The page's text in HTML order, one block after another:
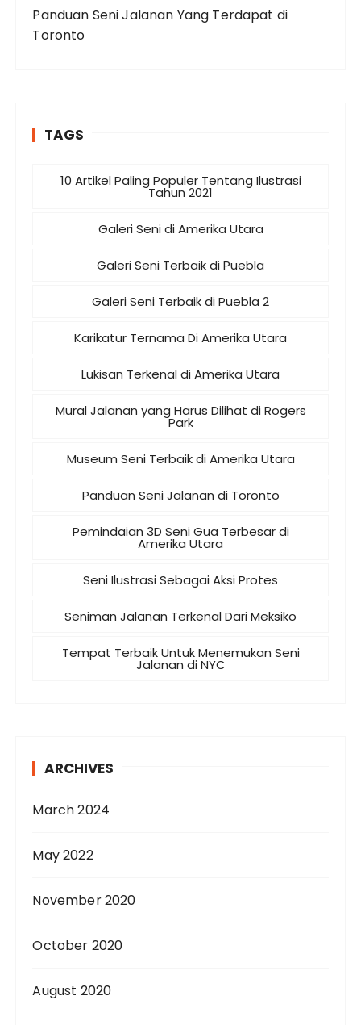
Panduan Seni Jalanan Yang Terdapat di
Toronto
TAGS
10 Artikel Paling Populer Tentang Ilustrasi
Tahun 2021
Galeri Seni di Amerika Utara
Galeri Seni Terbaik di Puebla
Galeri Seni Terbaik di Puebla 2
Karikatur Ternama Di Amerika Utara
Lukisan Terkenal di Amerika Utara
Mural Jalanan yang Harus Dilihat di Rogers
Park
Museum Seni Terbaik di Amerika Utara
Panduan Seni Jalanan di Toronto
Pemindaian 3D Seni Gua Terbesar di
Amerika Utara
Seni Ilustrasi Sebagai Aksi Protes
Seniman Jalanan Terkenal Dari Meksiko
Tempat Terbaik Untuk Menemukan Seni
Jalanan di NYC
ARCHIVES
March 2024
May 2022
November 2020
October 2020
August 2020